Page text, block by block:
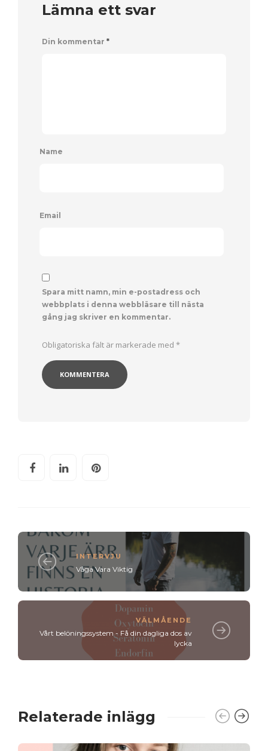
Lämna ett svar
Din kommentar *
Name
Email
Spara mitt namn, min e-postadress och
webbplats i denna webbläsare till nästa
gång jag skriver en kommentar.
Obligatoriska fält är markerade med *
INTERVJU
Våga Vara Viktig
VÄLMÅENDE
Vårt belöningssystem - Få din dagliga dos av
lycka
Relaterade inlägg